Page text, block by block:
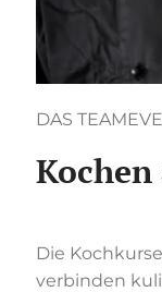
DAS
Die
verbinden